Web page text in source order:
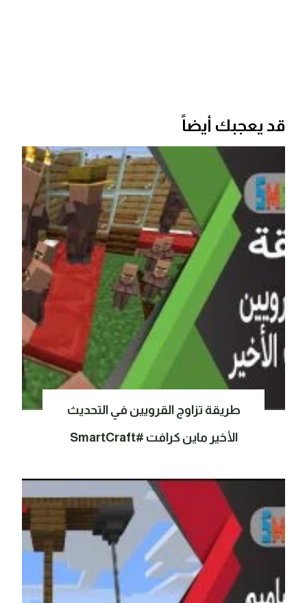
قد يعجبك أيضاً
طريقة تزاوج القرويين في التحديث
الأخير ماين كرافت #SmartCraft